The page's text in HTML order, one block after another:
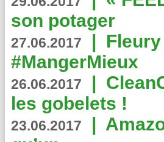
son potager
27.06.2017 |
#MangerMieux
26.06.2017 |
les gobelets !
23.06.2017 |